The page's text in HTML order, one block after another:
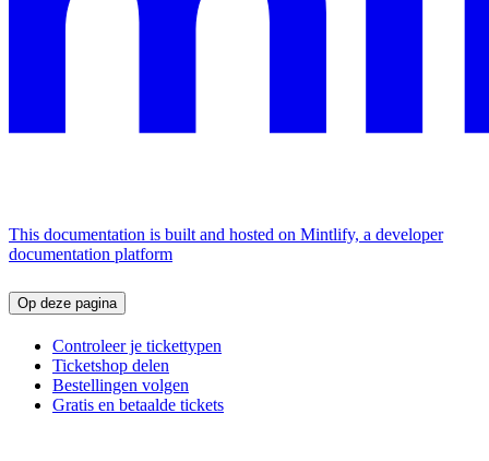
This documentation is built and hosted on Mintlify, a developer
documentation platform
Op deze pagina
Controleer je tickettypen
Ticketshop delen
Bestellingen volgen
Gratis en betaalde tickets